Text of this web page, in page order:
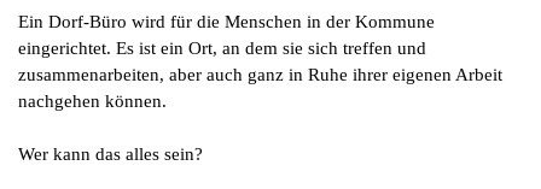
Ein Dorf-Büro wird für die Menschen in der Kommune
eingerichtet. Es ist ein Ort, an dem sie sich treffen und
zusammenarbeiten, aber auch ganz in Ruhe ihrer eigenen Arbeit
nachgehen können.
Wer kann das alles sein?